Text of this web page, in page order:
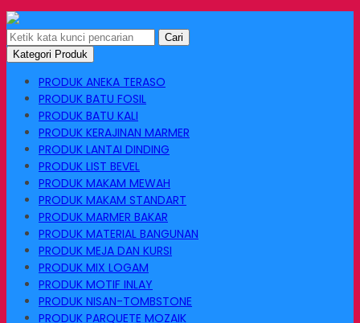
Cari
Kategori Produk
PRODUK ANEKA TERASO
PRODUK BATU FOSIL
PRODUK BATU KALI
PRODUK KERAJINAN MARMER
PRODUK LANTAI DINDING
PRODUK LIST BEVEL
PRODUK MAKAM MEWAH
PRODUK MAKAM STANDART
PRODUK MARMER BAKAR
PRODUK MATERIAL BANGUNAN
PRODUK MEJA DAN KURSI
PRODUK MIX LOGAM
PRODUK MOTIF INLAY
PRODUK NISAN-TOMBSTONE
PRODUK PARQUETE MOZAIK